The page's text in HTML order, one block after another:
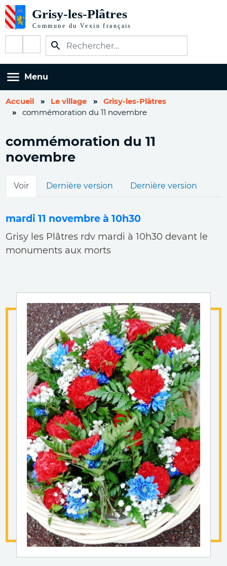
au
contenu
principal
sociaux
Menu
Accueil Le village
Grisy-les-Plâtres
commémoration du 11 novembre
commémoration du 11
novembre
Onglets
Voir Dernière version Dernière version
mardi 11 novembre à 10h30
Grisy les Plâtres rdv mardi à 10h30 devant le
monuments aux morts